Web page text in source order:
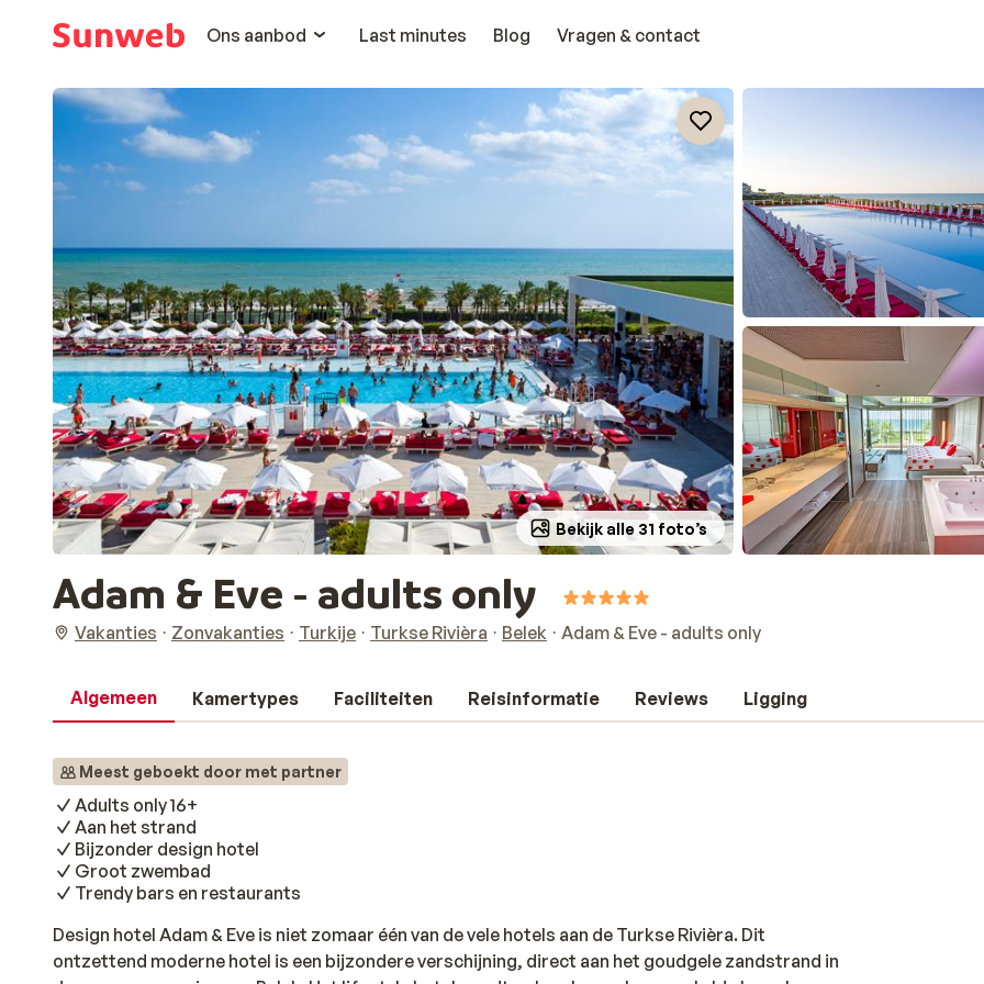
Ons aanbod
Last minutes Blog Vragen & contact
Bekijk alle 31 foto’s
Adam & Eve - adults only
Vakanties Zonvakanties Turkije Turkse Rivièra Belek Adam & Eve - adults only
Algemeen Kamertypes Faciliteiten Reisinformatie Reviews Ligging
Meest geboekt door met partner
Adults only 16+
Aan het strand
Bijzonder design hotel
Groot zwembad
Trendy bars en restaurants
Design hotel Adam & Eve is niet zomaar één van de vele hotels aan de Turkse Rivièra. Dit
ontzettend moderne hotel is een bijzondere verschijning, direct aan het goudgele zandstrand in